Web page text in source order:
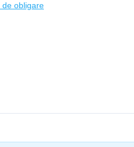
de obligare